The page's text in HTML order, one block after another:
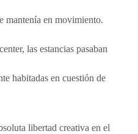
mantenía en movimiento.
las estancias pasaban
habitadas en cuestión de
libertad creativa en el